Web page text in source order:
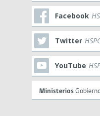
Facebook
Twitter
YouTube
Ministerios